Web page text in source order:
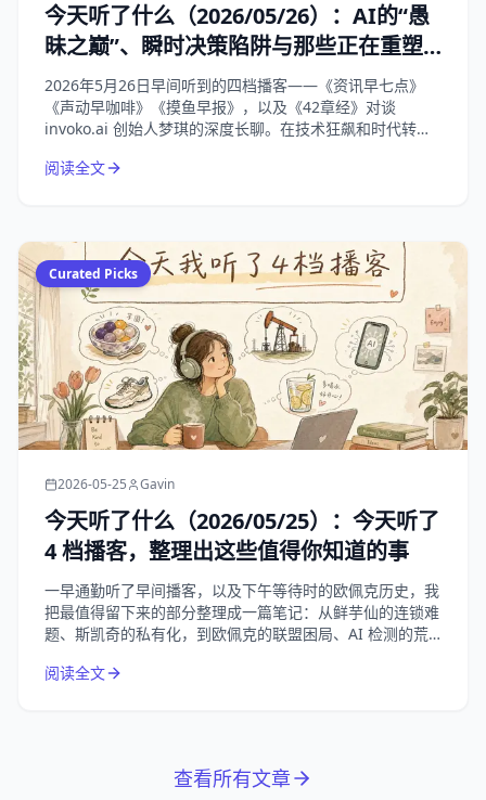
今天听了什么（2026/05/26）：AI的“愚
昧之巅”、瞬时决策陷阱与那些正在重塑
我们生活的商业变局
2026年5月26日早间听到的四档播客——《资讯早七点》
《声动早咖啡》《摸鱼早报》，以及《42章经》对谈
invoko.ai 创始人梦琪的深度长聊。在技术狂飙和时代转折
阅读全文
Curated Picks
2026-05-25 Gavin
今天听了什么（2026/05/25）：今天听了
4 档播客，整理出这些值得你知道的事
一早通勤听了早间播客，以及下午等待时的欧佩克历史，我
把最值得留下来的部分整理成一篇笔记：从鲜芋仙的连锁难
题、斯凯奇的私有化，到欧佩克的联盟困局、AI 检测的荒
阅读全文
查看所有文章